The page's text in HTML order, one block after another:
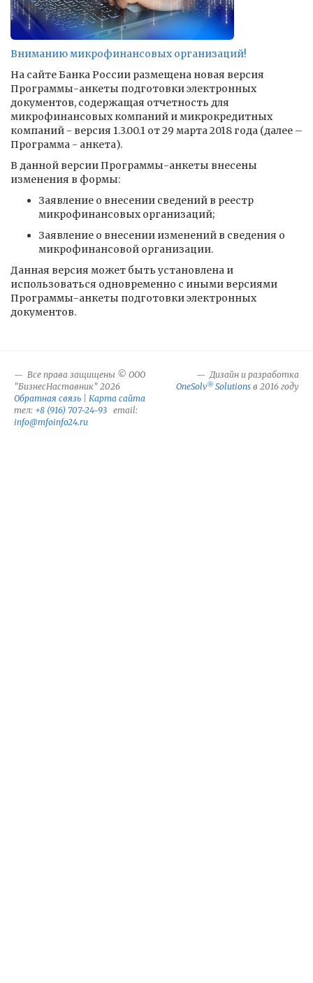
Вниманию микрофинансовых организаций!
На сайте Банка России размещена новая версия
Программы-анкеты подготовки электронных
документов, содержащая отчетность для
микрофинансовых компаний и микрокредитных
компаний - версия 1.3.00.1 от 29 марта 2018 года (далее –
Программа - анкета).
В данной версии Программы-анкеты внесены
изменения в формы:
Заявление о внесении сведений в реестр
микрофинансовых организаций;
Заявление о внесении изменений в сведения о
микрофинансовой организации.
Данная версия может быть установлена и
использоваться одновременно с иными версиями
Программы-анкеты подготовки электронных
документов.
Все права защищены © ООО
"БизнесНаставник" 2026
Обратная связь
Карта сайта
тел: +8 (916) 707-24-93 email:
info@mfoinfo24.ru
Дизайн и разработка
OneSolv® Solutions в 2016 году